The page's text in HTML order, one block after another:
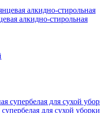
алкидно-стирольная
для сухой уборки